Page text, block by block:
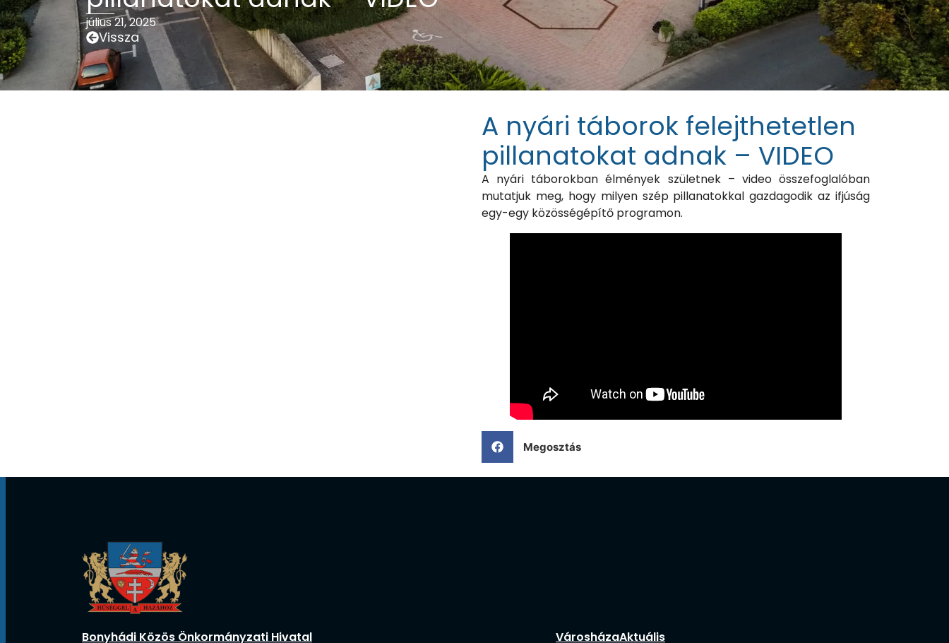
július 21, 2025
Vissza
A nyári táborok felejthetetlen
pillanatokat adnak – VIDEO
A nyári táborokban élmények születnek – video összefoglalóban
mutatjuk meg, hogy milyen szép pillanatokkal gazdagodik az ifjúság
egy-egy közösségépítő programon.
Megosztás
Bonyhádi Közös Önkormányzati Hivatal VárosházaAktuális